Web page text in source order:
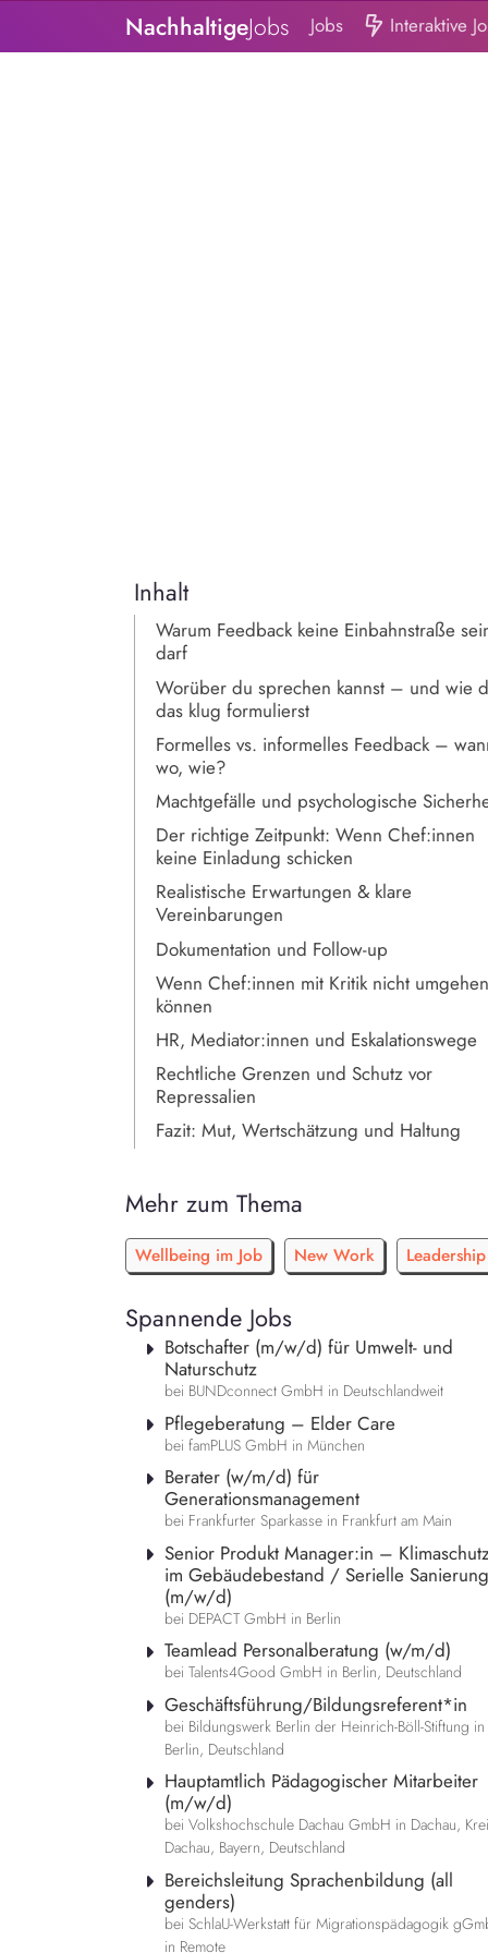
NachhaltigeJobs Jobs Interaktive
Inhalt
Warum Feedback keine Einbahnstraße
darf
Worüber du sprechen kannst – und wie
das klug formulierst
Formelles vs. informelles Feedback –
wo, wie?
Machtgefälle und psychologische
Der richtige Zeitpunkt: Wenn Chef:innen
keine Einladung schicken
Realistische Erwartungen & klare
Vereinbarungen
Dokumentation und Follow-up
Wenn Chef:innen mit Kritik nicht umgehen
können
HR, Mediator:innen und Eskalationswege
Rechtliche Grenzen und Schutz vor
Repressalien
Fazit: Mut, Wertschätzung und Haltung
Mehr zum Thema
Wellbeing im Job New Work Leadership
Spannende Jobs
Botschafter (m/w/d) für Umwelt- und
Naturschutz
bei BUNDconnect GmbH in Deutschlandweit
Pflegeberatung – Elder Care
bei famPLUS GmbH in München
Berater (w/m/d) für
Generationsmanagement
bei Frankfurter Sparkasse in Frankfurt am Main
Senior Produkt Manager:in –
im Gebäudebestand / Serielle Sanierung
(m/w/d)
bei DEPACT GmbH in Berlin
Teamlead Personalberatung (w/m/d)
bei Talents4Good GmbH in Berlin, Deutschland
Geschäftsführung/Bildungsreferent*in
bei Bildungswerk Berlin der Heinrich-Böll-Stiftung in
Berlin, Deutschland
Hauptamtlich Pädagogischer Mitarbeiter
(m/w/d)
bei Volkshochschule Dachau GmbH in Dachau,
Dachau, Bayern, Deutschland
Bereichsleitung Sprachenbildung (all
genders)
bei SchlaU-Werkstatt für Migrationspädagogik
in Remote